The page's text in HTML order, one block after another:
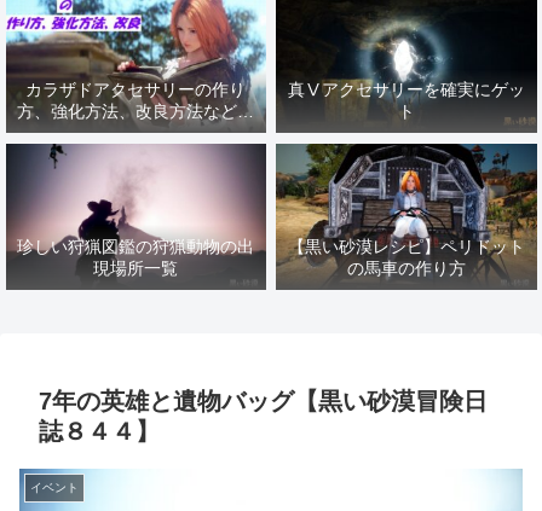
カラザドアクセサリーの作り
方、強化方法、改良方法などま
とめ【黒い砂漠冒険日誌１４１
真Ⅴアクセサリーを確実にゲッ
ト
珍しい狩猟図鑑の狩猟動物の出
現場所一覧
【黒い砂漠レシピ】ペリドット
の馬車の作り方
7年の英雄と遺物バッグ【黒い砂漠冒険日
誌８４４】
イベント